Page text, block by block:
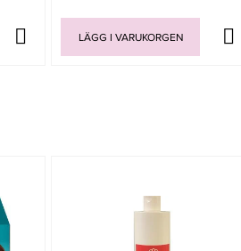
LÄGG I VARUKORGEN